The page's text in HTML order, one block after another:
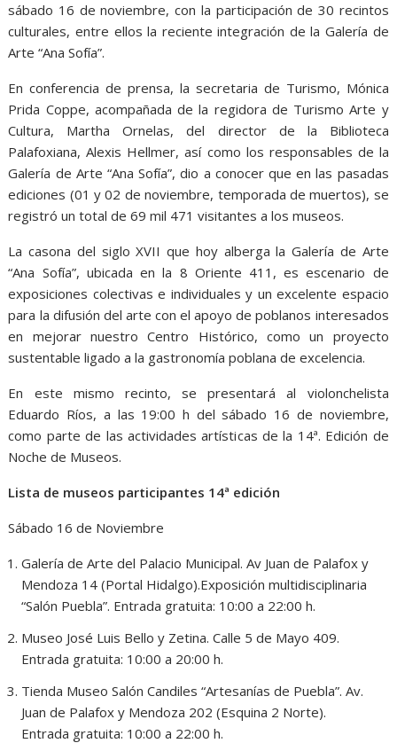
sábado 16 de noviembre, con la participación de 30 recintos
culturales, entre ellos la reciente integración de la Galería de
Arte “Ana Sofía”.
En conferencia de prensa, la secretaria de Turismo, Mónica
Prida Coppe, acompañada de la regidora de Turismo Arte y
Cultura, Martha Ornelas, del director de la Biblioteca
Palafoxiana, Alexis Hellmer, así como los responsables de la
Galería de Arte “Ana Sofía”, dio a conocer que en las pasadas
ediciones (01 y 02 de noviembre, temporada de muertos), se
registró un total de 69 mil 471 visitantes a los museos.
La casona del siglo XVII que hoy alberga la Galería de Arte
“Ana Sofía”, ubicada en la 8 Oriente 411, es escenario de
exposiciones colectivas e individuales y un excelente espacio
para la difusión del arte con el apoyo de poblanos interesados
en mejorar nuestro Centro Histórico, como un proyecto
sustentable ligado a la gastronomía poblana de excelencia.
En este mismo recinto, se presentará al violonchelista
Eduardo Ríos, a las 19:00 h del sábado 16 de noviembre,
como parte de las actividades artísticas de la 14ª. Edición de
Noche de Museos.
Lista de museos participantes 14ª edición
Sábado 16 de Noviembre
Galería de Arte del Palacio Municipal. Av Juan de Palafox y
Mendoza 14 (Portal Hidalgo).Exposición multidisciplinaria
“Salón Puebla”. Entrada gratuita: 10:00 a 22:00 h.
Museo José Luis Bello y Zetina. Calle 5 de Mayo 409.
Entrada gratuita: 10:00 a 20:00 h.
Tienda Museo Salón Candiles “Artesanías de Puebla”. Av.
Juan de Palafox y Mendoza 202 (Esquina 2 Norte).
Entrada gratuita: 10:00 a 22:00 h.